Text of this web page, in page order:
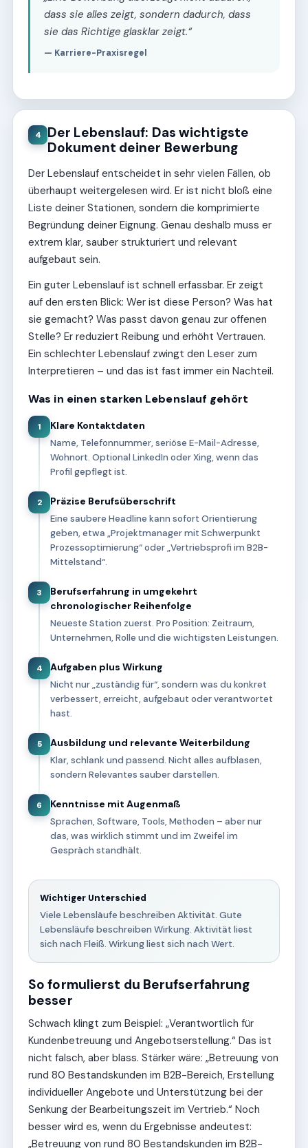
dass sie alles zeigt, sondern dadurch, dass
sie das Richtige glasklar zeigt.“
— Karriere-Praxisregel
4
Der Lebenslauf: Das wichtigste
Dokument deiner Bewerbung
Der Lebenslauf entscheidet in sehr vielen Fällen, ob
überhaupt weitergelesen wird. Er ist nicht bloß eine
Liste deiner Stationen, sondern die komprimierte
Begründung deiner Eignung. Genau deshalb muss er
extrem klar, sauber strukturiert und relevant
aufgebaut sein.
Ein guter Lebenslauf ist schnell erfassbar. Er zeigt
auf den ersten Blick: Wer ist diese Person? Was hat
sie gemacht? Was passt davon genau zur offenen
Stelle? Er reduziert Reibung und erhöht Vertrauen.
Ein schlechter Lebenslauf zwingt den Leser zum
Interpretieren – und das ist fast immer ein Nachteil.
Was in einen starken Lebenslauf gehört
1 Klare Kontaktdaten
Name, Telefonnummer, seriöse E-Mail-Adresse,
Wohnort. Optional LinkedIn oder Xing, wenn das
Profil gepflegt ist.
2 Präzise Berufsüberschrift
Eine saubere Headline kann sofort Orientierung
geben, etwa „Projektmanager mit Schwerpunkt
Prozessoptimierung“ oder „Vertriebsprofi im B2B-
Mittelstand“.
3
Berufserfahrung in umgekehrt
chronologischer Reihenfolge
Neueste Station zuerst. Pro Position: Zeitraum,
Unternehmen, Rolle und die wichtigsten Leistungen.
4 Aufgaben plus Wirkung
Nicht nur „zuständig für“, sondern was du konkret
verbessert, erreicht, aufgebaut oder verantwortet
hast.
5 Ausbildung und relevante Weiterbildung
Klar, schlank und passend. Nicht alles aufblasen,
sondern Relevantes sauber darstellen.
6 Kenntnisse mit Augenmaß
Sprachen, Software, Tools, Methoden – aber nur
das, was wirklich stimmt und im Zweifel im
Gespräch standhält.
Wichtiger Unterschied
Viele Lebensläufe beschreiben Aktivität. Gute
Lebensläufe beschreiben Wirkung. Aktivität liest
sich nach Fleiß. Wirkung liest sich nach Wert.
So formulierst du Berufserfahrung
besser
Schwach klingt zum Beispiel: „Verantwortlich für
Kundenbetreuung und Angebotserstellung.“ Das ist
nicht falsch, aber blass. Stärker wäre: „Betreuung von
rund 80 Bestandskunden im B2B-Bereich, Erstellung
individueller Angebote und Unterstützung bei der
Senkung der Bearbeitungszeit im Vertrieb.“ Noch
besser wird es, wenn du Ergebnisse andeutest:
„Betreuung von rund 80 Bestandskunden im B2B-